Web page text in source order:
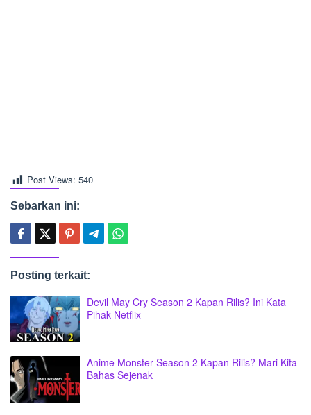
Post Views: 540
Sebarkan ini:
Posting terkait:
Devil May Cry Season 2 Kapan Rilis? Ini Kata
Pihak Netflix
Anime Monster Season 2 Kapan Rilis? Mari Kita
Bahas Sejenak